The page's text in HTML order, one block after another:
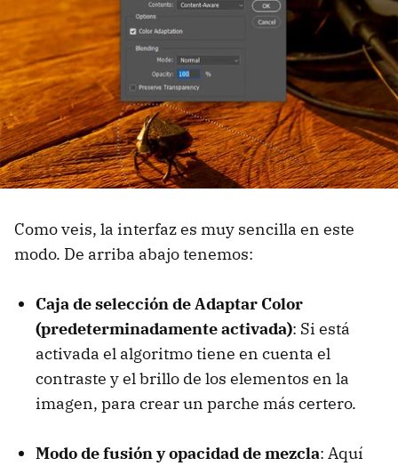
Como veis, la interfaz es muy sencilla en este
modo. De arriba abajo tenemos:
Caja de selección de Adaptar Color
(predeterminadamente activada): Si está
activada el algoritmo tiene en cuenta el
contraste y el brillo de los elementos en la
imagen, para crear un parche más certero.
Modo de fusión y opacidad de mezcla: Aquí